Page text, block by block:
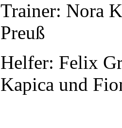
Trainer: Nora
Preuß
Helfer: Felix
Kapica und